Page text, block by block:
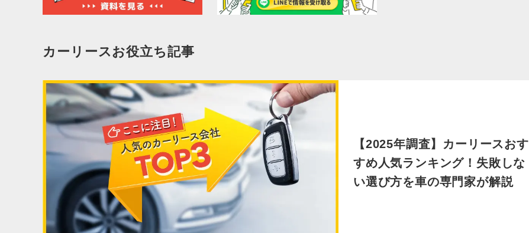
カーリースお役立ち記事
【2025年調査】カーリースおす
すめ人気ランキング！失敗しな
い選び方を車の専門家が解説